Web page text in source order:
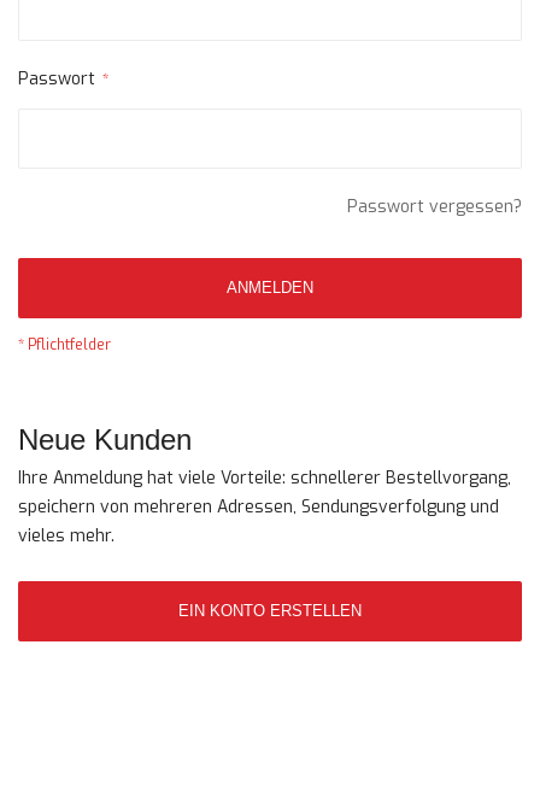
Passwort
ANMELDEN
Passwort vergessen?
Neue Kunden
Ihre Anmeldung hat viele Vorteile: schnellerer Bestellvorgang,
speichern von mehreren Adressen, Sendungsverfolgung und
vieles mehr.
EIN KONTO ERSTELLEN